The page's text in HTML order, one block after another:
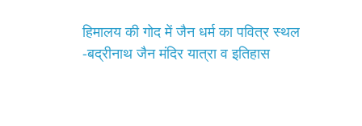
हिमालय की गोद में जैन धर्म का पवित्र स्थल
-बद्रीनाथ जैन मंदिर यात्रा व इतिहास